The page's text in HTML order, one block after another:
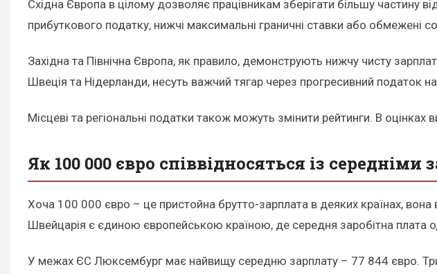
Східна Європа в цілому дозволяє працівникам зберігати більшу частину
прибуткового податку, нижчі максимальні граничні ставки або обмежені
Західна та Північна Європа, як правило, демонструють нижчу чисту
Швеція та Нідерланди, несуть важчий тягар через прогресивний податок
Місцеві та регіональні податки також можуть змінити рейтинги. В оцінках
Як 100 000 євро співвідносяться із середніми
Хоча 100 000 євро – це пристойна брутто-зарплата в деяких країнах,
Швейцарія є єдиною європейською країною, де середня заробітна плата
У межах ЄС Люксембург має найвищу середню зарплату – 77 844 євро.